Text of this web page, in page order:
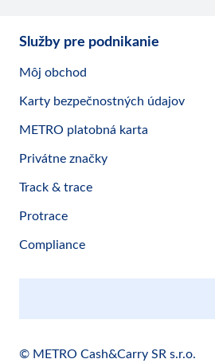
Služby pre podnikanie
Môj obchod
Karty bezpečnostných údajov
METRO platobná karta
Privátne značky
Track & trace
Protrace
Compliance
© METRO Cash&Carry SR s.r.o.